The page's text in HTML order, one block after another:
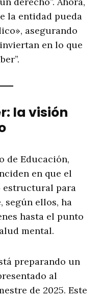
la entidad pueda
asegurando
en lo que
la visión
de Educación,
en que el
estructural para
según ellos, ha
hasta el punto
mental.
preparando un
al
de 2025. Este